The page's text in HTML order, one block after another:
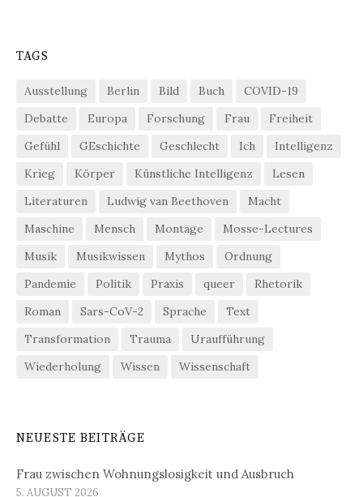
TAGS
Ausstellung Berlin Bild Buch
COVID-19
Debatte
Europa Forschung Frau
Freiheit
Gefühl
GEschichte Geschlecht Ich
Intelligenz
Krieg
Körper Künstliche Intelligenz
Lesen
Literaturen
Ludwig van Beethoven
Macht
Maschine
Mensch Montage
Mosse-Lectures
Musik
Musikwissen Mythos
Ordnung
Pandemie
Politik Praxis queer
Rhetorik
Roman
Sars-CoV-2 Sprache
Text
Transformation
Trauma
Uraufführung
Wiederholung
Wissen Wissenschaft
NEUESTE BEITRÄGE
Frau zwischen Wohnungslosigkeit und Ausbruch
5. AUGUST 2026